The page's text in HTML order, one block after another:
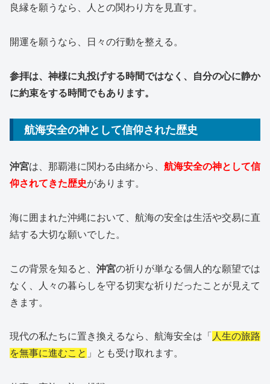
良縁を願うなら、人との関わり方を見直す。
開運を願うなら、日々の行動を整える。
参拝は、神様に丸投げする時間ではなく、自分の心に静か
に約束をする時間でもあります。
航海安全の神として信仰された歴史
沖宮は、那覇港に関わる由緒から、 航海安全の神として信
仰されてきた歴史があります。
海に囲まれた沖縄において、航海の安全は生活や交易に直
結する大切な願いでした。
この背景を知ると、 沖宮の祈りが単なる個人的な願望では
なく、人々の暮らしを守る切実な祈りだったことが見えて
きます。
現代の私たちに置き換えるなら、航海安全は「 人生の旅路
を無事に進むこと 」とも受け取れます。